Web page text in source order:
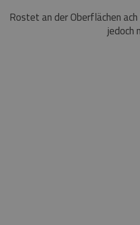
Rostet an der Oberflächen
jedoch